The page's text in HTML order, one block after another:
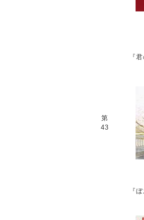
『
第
43
『